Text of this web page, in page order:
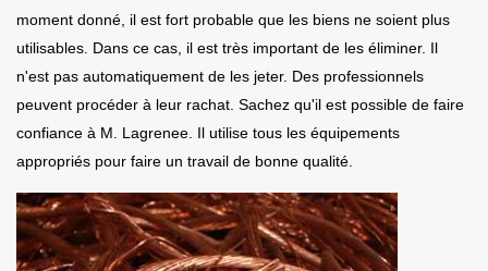
moment donné, il est fort probable que les biens ne soient plus
utilisables. Dans ce cas, il est très important de les éliminer. Il
n'est pas automatiquement de les jeter. Des professionnels
peuvent procéder à leur rachat. Sachez qu'il est possible de faire
confiance à M. Lagrenee. Il utilise tous les équipements
appropriés pour faire un travail de bonne qualité.